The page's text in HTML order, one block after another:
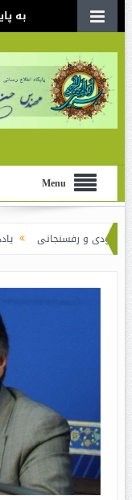
به
Menu
یادداشت دو معلم از